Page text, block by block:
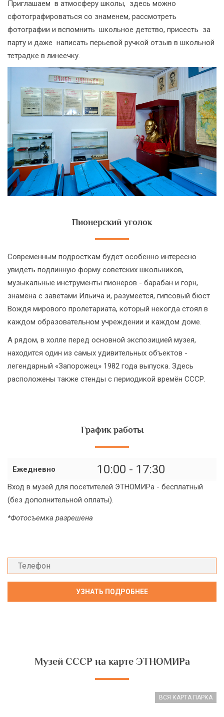
Приглашаем в атмосферу школы, здесь можно
сфотографироваться со знаменем, рассмотреть
фотографии и вспомнить школьное детство, присесть за
парту и даже написать перьевой ручкой отзыв в школьной
тетрадке в линеечку.
Пионерский уголок
Современным подросткам будет особенно интересно
увидеть подлинную форму советских школьников,
музыкальные инструменты пионеров - барабан и горн,
знамёна с заветами Ильича и, разумеется, гипсовый бюст
Вождя мирового пролетариата, который некогда стоял в
каждом образовательном учреждении и каждом доме.
А рядом, в холле перед основной экспозицией музея,
находится один из самых удивительных объектов -
легендарный «Запорожец» 1982 года выпуска. Здесь
расположены также стенды с периодикой времён СССР.
График работы
Ежедневно 10:00 - 17:30
Вход в музей для посетителей ЭТНОМИРа - бесплатный
(без дополнительной оплаты).
*Фотосъемка разрешена
Музей СССР на карте ЭТНОМИРа
ВСЯ КАРТА ПАРКА